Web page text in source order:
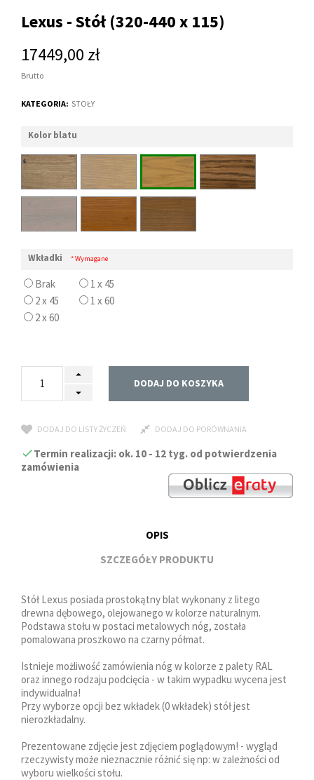
Lexus - Stół (320-440 x 115)
17449,00 zł
Brutto
KATEGORIA: STOŁY
Kolor blatu
Wkładki * Wymagane
Brak
1 x 45
2 x 45
1 x 60
2 x 60
DODAJ DO KOSZYKA
DODAJ DO LISTY ŻYCZEŃ DODAJ DO PORÓWNANIA
Termin realizacji: ok. 10 - 12 tyg. od potwierdzenia
zamówienia
OPIS
SZCZEGÓŁY PRODUKTU
Stół Lexus posiada prostokątny blat wykonany z litego
drewna dębowego, olejowanego w kolorze naturalnym.
Podstawa stołu w postaci metalowych nóg, została
pomalowana proszkowo na czarny półmat.
Istnieje możliwość zamówienia nóg w kolorze z palety RAL
oraz innego rodzaju podcięcia - w takim wypadku wycena jest
indywidualna!
Przy wyborze opcji bez wkładek (0 wkładek) stół jest
nierozkładalny.
Prezentowane zdjęcie jest zdjęciem poglądowym! - wygląd
rzeczywisty może nieznacznie różnić się np: w zależności od
wyboru wielkości stołu.